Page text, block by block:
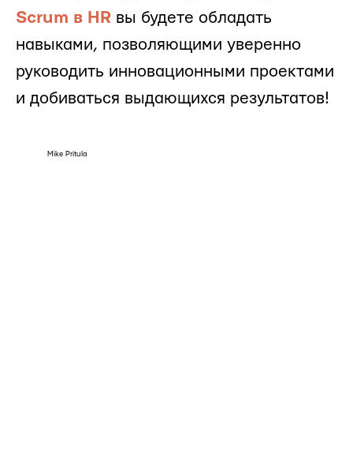
Scrum в HR вы будете обладать
навыками, позволяющими уверенно
руководить инновационными проектами
и добиваться выдающихся результатов!
Mike Pritula